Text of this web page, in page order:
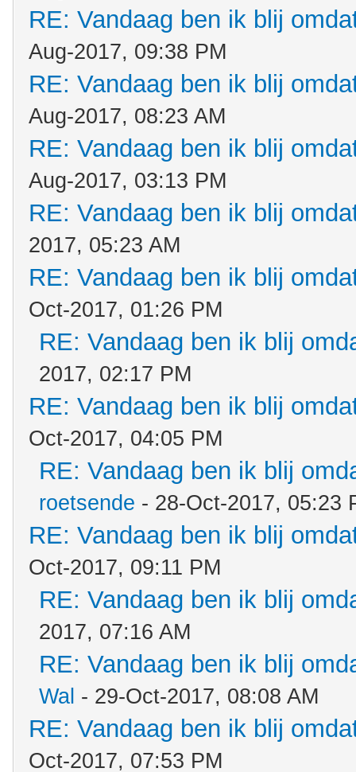
RE: Vandaag ben ik blij
Aug-2017, 09:38 PM
RE: Vandaag ben ik blij
Aug-2017, 08:23 AM
RE: Vandaag ben ik blij
Aug-2017, 03:13 PM
RE: Vandaag ben ik blij
2017, 05:23 AM
RE: Vandaag ben ik blij
Oct-2017, 01:26 PM
RE: Vandaag ben ik blij
2017, 02:17 PM
RE: Vandaag ben ik blij
Oct-2017, 04:05 PM
RE: Vandaag ben ik blij
roetsende - 28-Oct-2017, 05:23
RE: Vandaag ben ik blij
Oct-2017, 09:11 PM
RE: Vandaag ben ik blij
2017, 07:16 AM
RE: Vandaag ben ik blij
Wal - 29-Oct-2017, 08:08 AM
RE: Vandaag ben ik blij
Oct-2017, 07:53 PM